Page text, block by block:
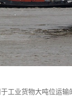
工业货物大吨位运